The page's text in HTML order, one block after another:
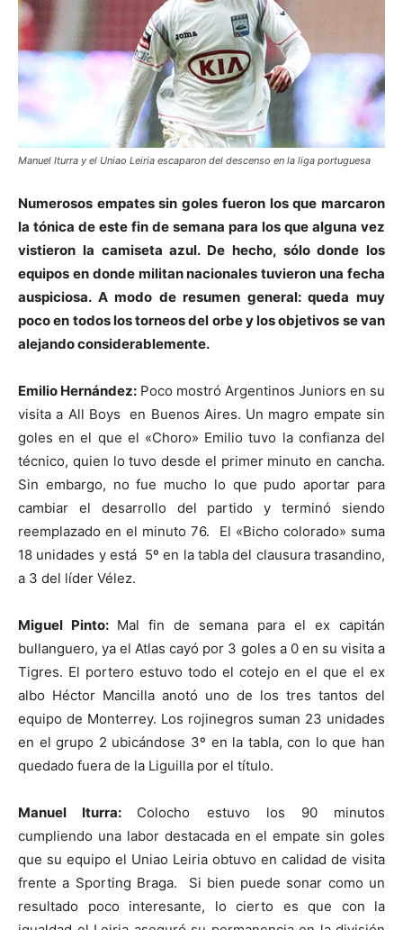
Manuel Iturra y el Uniao Leiria escaparon del descenso en la liga portuguesa
Numerosos empates sin goles fueron los que marcaron
la tónica de este fin de semana para los que alguna vez
vistieron la camiseta azul. De hecho, sólo donde los
equipos en donde militan nacionales tuvieron una fecha
auspiciosa. A modo de resumen general: queda muy
poco en todos los torneos del orbe y los objetivos se van
alejando considerablemente.
Emilio Hernández: Poco mostró Argentinos Juniors en su
visita a All Boys en Buenos Aires. Un magro empate sin
goles en el que el «Choro» Emilio tuvo la confianza del
técnico, quien lo tuvo desde el primer minuto en cancha.
Sin embargo, no fue mucho lo que pudo aportar para
cambiar el desarrollo del partido y terminó siendo
reemplazado en el minuto 76. El «Bicho colorado» suma
18 unidades y está 5º en la tabla del clausura trasandino,
a 3 del líder Vélez.
Miguel Pinto: Mal fin de semana para el ex capitán
bullanguero, ya el Atlas cayó por 3 goles a 0 en su visita a
Tigres. El portero estuvo todo el cotejo en el que el ex
albo Héctor Mancilla anotó uno de los tres tantos del
equipo de Monterrey. Los rojinegros suman 23 unidades
en el grupo 2 ubicándose 3º en la tabla, con lo que han
quedado fuera de la Liguilla por el título.
Manuel Iturra: Colocho estuvo los 90 minutos
cumpliendo una labor destacada en el empate sin goles
que su equipo el Uniao Leiria obtuvo en calidad de visita
frente a Sporting Braga. Si bien puede sonar como un
resultado poco interesante, lo cierto es que con la